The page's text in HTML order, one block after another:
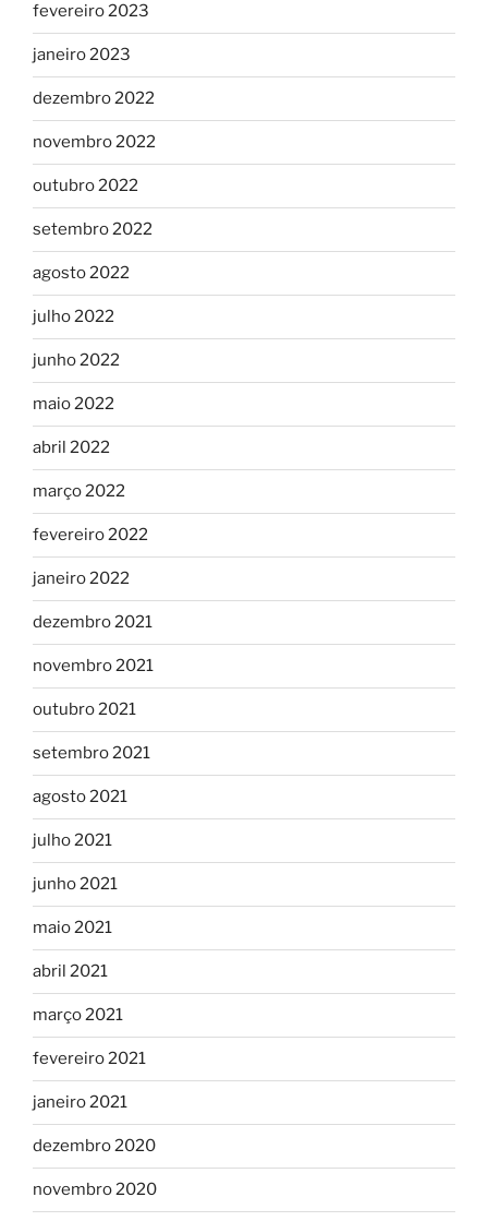
fevereiro 2023
janeiro 2023
dezembro 2022
novembro 2022
outubro 2022
setembro 2022
agosto 2022
julho 2022
junho 2022
maio 2022
abril 2022
março 2022
fevereiro 2022
janeiro 2022
dezembro 2021
novembro 2021
outubro 2021
setembro 2021
agosto 2021
julho 2021
junho 2021
maio 2021
abril 2021
março 2021
fevereiro 2021
janeiro 2021
dezembro 2020
novembro 2020